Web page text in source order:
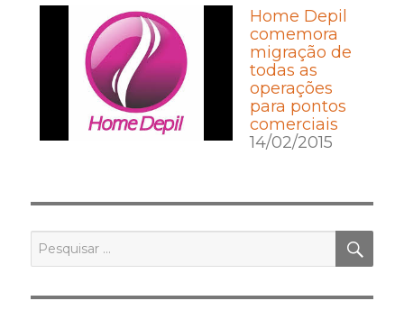
Home Depil
comemora
migração de
todas as
operações
para pontos
comerciais
14/02/2015
por: